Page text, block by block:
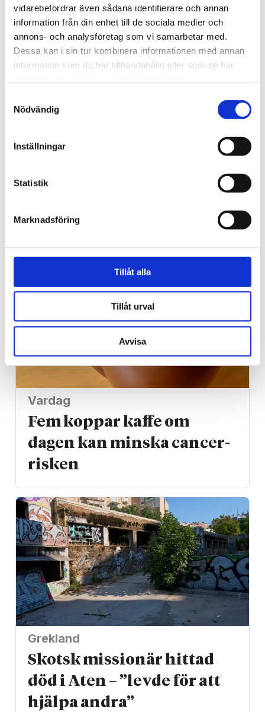
vidarebefordrar även sådana identifierare och annan
information från din enhet till de sociala medier och
annons- och analysföretag som vi samarbetar med.
Dessa kan i sin tur kombinera informationen med annan
information som du har tillhandahållit eller som de har
Nödvändig
Inställningar
Statistik
Marknadsföring
Tillåt alla
Tillåt urval
Avvisa
brand
Alingsås
Israels sommarkonferens
Vardag
Fem koppar kaffe om
dagen kan minska cancer­
risken
Grekland
Skotsk missionär hittad
död i Aten – ”levde för att
hjälpa andra”